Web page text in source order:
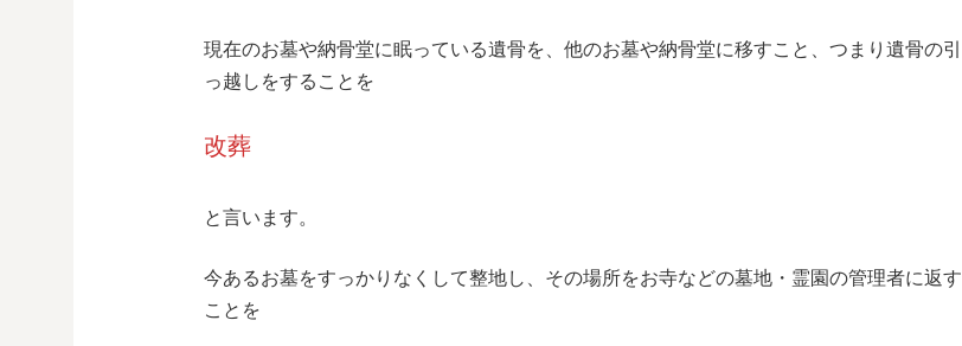
現在のお墓や納骨堂に眠っている遺骨を、他のお墓や納骨堂に移すこと、つまり遺骨の引
っ越しをすることを
改葬
と言います。
今あるお墓をすっかりなくして整地し、その場所をお寺などの墓地・霊園の管理者に返す
ことを